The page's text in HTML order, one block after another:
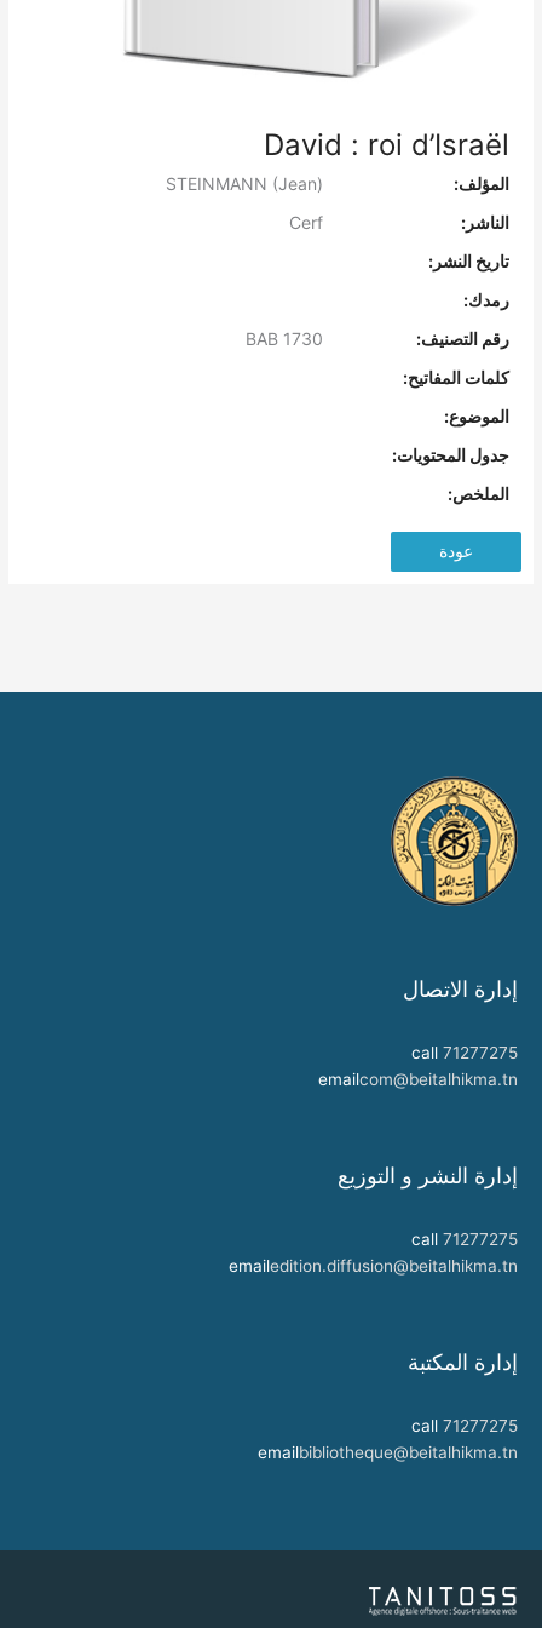
David : roi d’Israël
المؤلف:
الناشر:
Cerf
تاريخ النشر:
رمدك:
رقم التصنيف:
كلمات المفاتيح:
الموضوع:
جدول المحتويات:
الملخص:
عودة
إدارة الاتصال
call 71277275
emailcom@beitalhikma.tn
إدارة النشر و التوزيع
call 71277275
emailedition.diffusion@beitalhikma.tn
إدارة المكتبة
call 71277275
emailbibliotheque@beitalhikma.tn